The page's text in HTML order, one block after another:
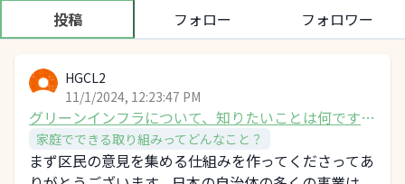
投稿 フォロー フォロワー
HGCL2
11/1/2024, 12:23:47 PM
グリーンインフラについて、知りたいことは何です
か？
家庭でできる取り組みってどんなこと？
まず区民の意見を集める仕組みを作ってくださってあ